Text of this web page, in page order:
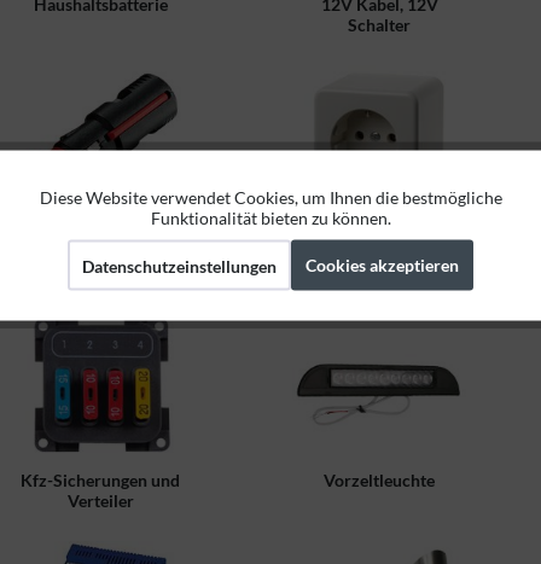
Haushaltsbatterie
12V Kabel, 12V
Schalter
Adapter
Improjal
Kfz-Sicherungen und
Verteiler
Vorzeltleuchte
Funktionale Aktiv
Marketing Aktiv
Tracking
Diese Website verwendet Cookies, um Ihnen die bestmögliche
Funktionalität bieten zu können.
Datenschutzeinstellungen Cookies akzeptieren